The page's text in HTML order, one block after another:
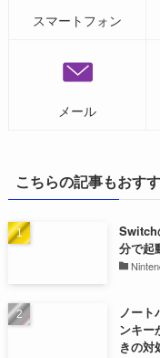
スマートフォン
メール
こちらの記事もおす
Switch
分で起
ノート
ンキー
きの対